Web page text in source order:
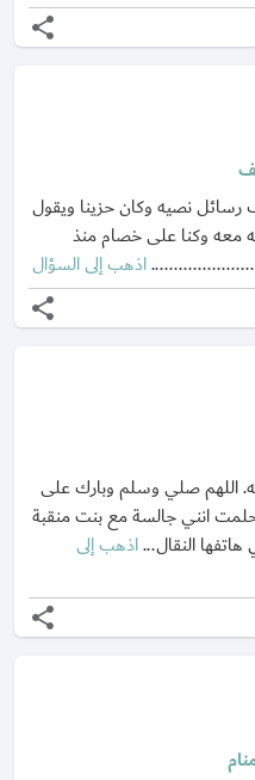
share
نصيه وكان حزينا ويقول
معه وكنا على خصام منذ
اذهب إلى السؤال
share
اللهم صلي وسلم وبارك على
انني جالسة مع بنت منقبة
النقال...اذهب إلى
share